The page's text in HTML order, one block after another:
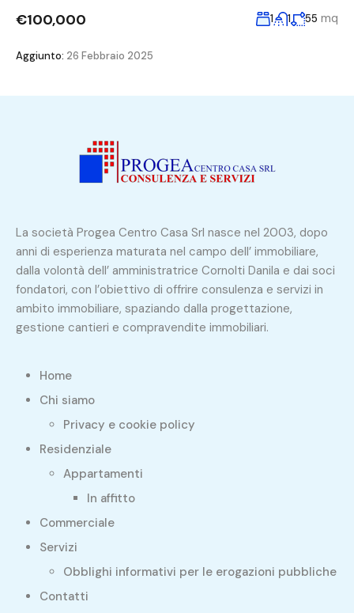
€100,000 1 1 55 mq
Aggiunto: 26 Febbraio 2025
La società Progea Centro Casa Srl nasce nel 2003, dopo
anni di esperienza maturata nel campo dell’ immobiliare,
dalla volontà dell’ amministratrice Cornolti Danila e dai soci
fondatori, con l’obiettivo di offrire consulenza e servizi in
ambito immobiliare, spaziando dalla progettazione,
gestione cantieri e compravendite immobiliari.
Home
Chi siamo
Privacy e cookie policy
Residenziale
Appartamenti
In affitto
Commerciale
Servizi
Obblighi informativi per le erogazioni pubbliche
Contatti